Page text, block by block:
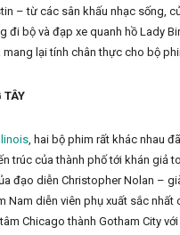
– từ các sân khấu nhạc sống,
đi bộ và đạp xe quanh hồ Lady
lại tính chân thực cho bộ
TÂY
, hai bộ phim rất khác nhau
trúc của thành phố tới khán giả
đạo diễn Christopher Nolan –
Nam diễn viên phụ xuất sắc nhất
Chicago thành Gotham City